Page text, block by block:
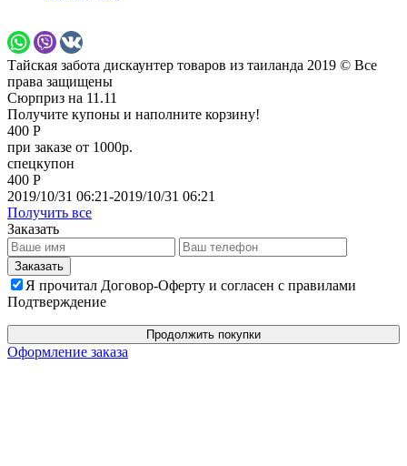
Тайская забота дискаунтер товаров из таиланда 2019 © Все
права защищены
Сюрприз на 11.11
Получите купоны и наполните корзину!
400 Р
при заказе от 1000р.
спецкупон
400 Р
2019/10/31 06:21-2019/10/31 06:21
Получить все
Заказать
Я прочитал Договор-Оферту и согласен с правилами
Подтверждение
Продолжить покупки
Оформление заказа